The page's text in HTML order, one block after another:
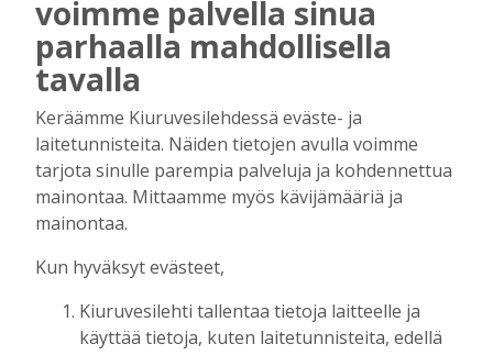
Hanna Soini 1.8.2026 07:00
Kiuruveden Jänteen 60-vuotisjuhlassa:
Nuorissa ja talkoohenkisessä
Tilaajille
10:00
Raivaajapatsaan kaskisavut ovat kyteneet
vuosia Antero Ruotsalaisen ajatuksissa
Toimitus 17.7.2026
Uusi kanttori: “Musiikki- ja
kuorotoiminta liittyvät seurakuntatyöhön
voimme palvella sinua
parhaalla mahdollisella
tavalla
Keräämme Kiuruvesilehdessä eväste- ja
laitetunnisteita. Näiden tietojen avulla voimme
tarjota sinulle parempia palveluja ja kohdennettua
mainontaa. Mittaamme myös kävijämääriä ja
mainontaa.
Kun hyväksyt evästeet,
Kiuruvesilehti tallentaa tietoja laitteelle ja
käyttää tietoja, kuten laitetunnisteita, edellä